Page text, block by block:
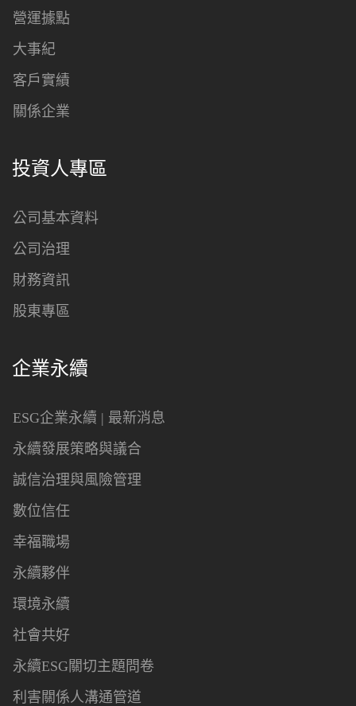
營運據點
大事紀
客戶實績
關係企業
投資人專區
公司基本資料
公司治理
財務資訊
股東專區
企業永續
ESG企業永續 | 最新消息
永續發展策略與議合
誠信治理與風險管理
數位信任
幸福職場
永續夥伴
環境永續
社會共好
永續ESG關切主題問卷
利害關係人溝通管道